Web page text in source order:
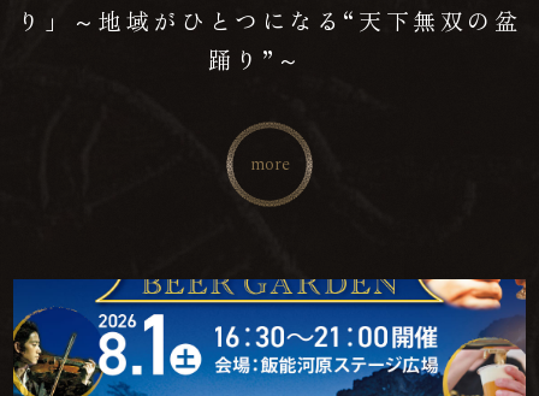
り」～地域がひとつになる“天下無双の盆
踊り”～
more